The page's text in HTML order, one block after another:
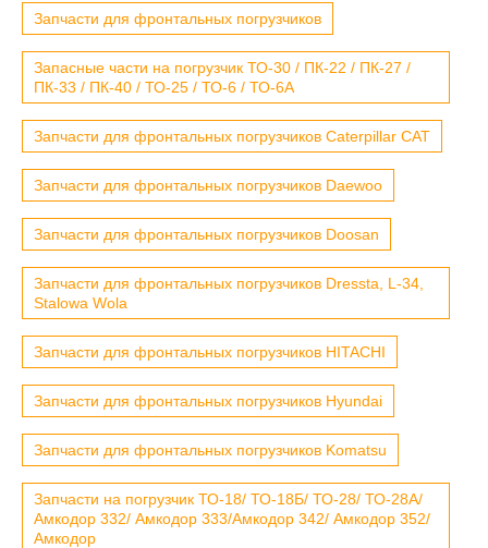
Запчасти для фронтальных погрузчиков
Запасные части на погрузчик ТО-30 / ПК-22 / ПК-27 /
ПК-33 / ПК-40 / ТО-25 / ТО-6 / ТО-6А
Запчасти для фронтальных погрузчиков Caterpillar CAT
Запчасти для фронтальных погрузчиков Daewoo
Запчасти для фронтальных погрузчиков Doosan
Запчасти для фронтальных погрузчиков Dressta, L-34,
Stalowa Wola
Запчасти для фронтальных погрузчиков HITACHI
Запчасти для фронтальных погрузчиков Hyundai
Запчасти для фронтальных погрузчиков Komatsu
Запчасти на погрузчик ТО-18/ ТО-18Б/ ТО-28/ ТО-28А/
Амкодор 332/ Амкодор 333/Амкодор 342/ Амкодор 352/
Амкодор